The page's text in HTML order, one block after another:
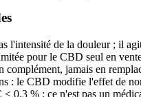
l'intensité de la douleur ; il
pour le CBD seul en
complément, jamais en
: le CBD modifie l'effet de
0,3 % ; ce n'est pas un